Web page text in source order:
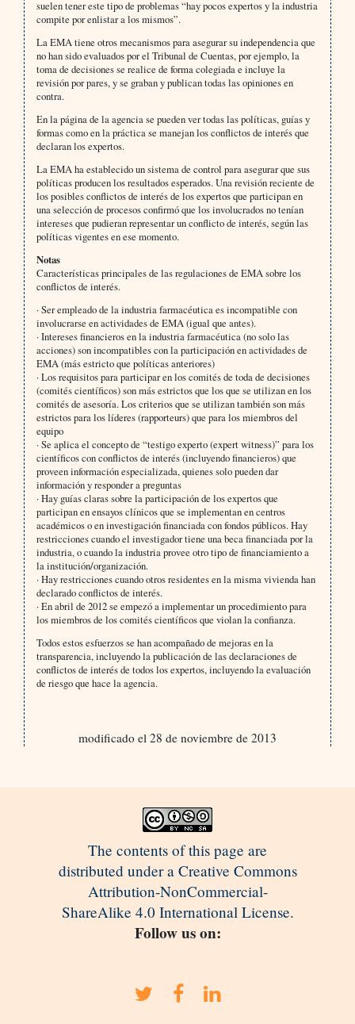
suelen tener este tipo de problemas “hay pocos expertos y la industria
compite por enlistar a los mismos”.
La EMA tiene otros mecanismos para asegurar su independencia que
no han sido evaluados por el Tribunal de Cuentas, por ejemplo, la
toma de decisiones se realice de forma colegiada e incluye la
revisión por pares, y se graban y publican todas las opiniones en
contra.
En la página de la agencia se pueden ver todas las políticas, guías y
formas como en la práctica se manejan los conflictos de interés que
declaran los expertos.
La EMA ha establecido un sistema de control para asegurar que sus
políticas producen los resultados esperados. Una revisión reciente de
los posibles conflictos de interés de los expertos que participan en
una selección de procesos confirmó que los involucrados no tenían
intereses que pudieran representar un conflicto de interés, según las
políticas vigentes en ese momento.
Notas
Características principales de las regulaciones de EMA sobre los
conflictos de interés.
· Ser empleado de la industria farmacéutica es incompatible con
involucrarse en actividades de EMA (igual que antes).
· Intereses financieros en la industria farmacéutica (no solo las
acciones) son incompatibles con la participación en actividades de
EMA (más estricto que políticas anteriores)
· Los requisitos para participar en los comités de toda de decisiones
(comités científicos) son más estrictos que los que se utilizan en los
comités de asesoría. Los criterios que se utilizan también son más
estrictos para los líderes (rapporteurs) que para los miembros del
equipo
· Se aplica el concepto de “testigo experto (expert witness)” para los
científicos con conflictos de interés (incluyendo financieros) que
proveen información especializada, quienes solo pueden dar
información y responder a preguntas
· Hay guías claras sobre la participación de los expertos que
participan en ensayos clínicos que se implementan en centros
académicos o en investigación financiada con fondos públicos. Hay
restricciones cuando el investigador tiene una beca financiada por la
industria, o cuando la industria provee otro tipo de financiamiento a
la institución/organización.
· Hay restricciones cuando otros residentes en la misma vivienda han
declarado conflictos de interés.
· En abril de 2012 se empezó a implementar un procedimiento para
los miembros de los comités científicos que violan la confianza.
Todos estos esfuerzos se han acompañado de mejoras en la
transparencia, incluyendo la publicación de las declaraciones de
conflictos de interés de todos los expertos, incluyendo la evaluación
de riesgo que hace la agencia.
modificado el 28 de noviembre de 2013
The contents of this page are
distributed under a Creative Commons
Attribution-NonCommercial-
ShareAlike 4.0 International License.
Follow us on: